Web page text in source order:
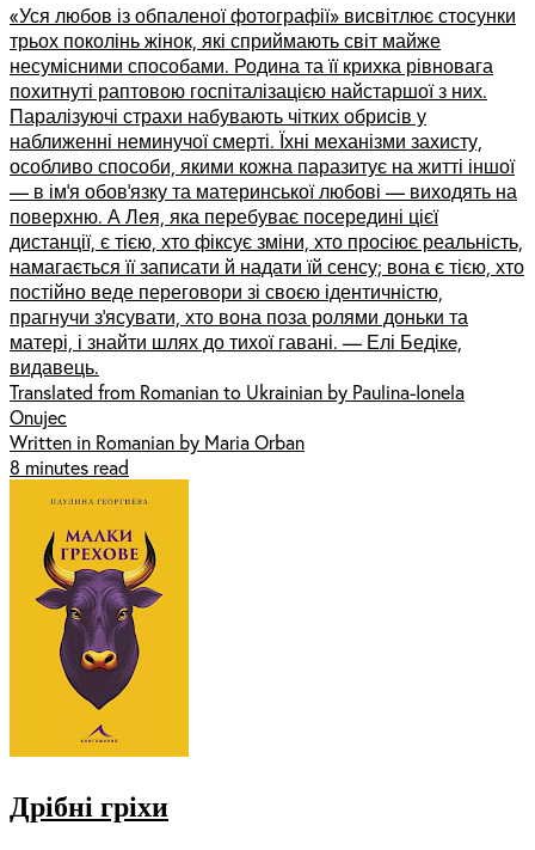
«Уся любов із обпаленої фотографії» висвітлює стосунки
трьох поколінь жінок, які сприймають світ майже
несумісними способами. Родина та її крихка рівновага
похитнуті раптовою госпіталізацією найстаршої з них.
Паралізуючі страхи набувають чітких обрисів у
наближенні неминучої смерті. Їхні механізми захисту,
особливо способи, якими кожна паразитує на житті іншої
— в ім’я обов’язку та материнської любові — виходять на
поверхню. А Лея, яка перебуває посередині цієї
дистанції, є тією, хто фіксує зміни, хто просіює реальність,
намагається її записати й надати їй сенсу; вона є тією, хто
постійно веде переговори зі своєю ідентичністю,
прагнучи з’ясувати, хто вона поза ролями доньки та
матері, і знайти шлях до тихої гавані. — Елі Бедікe,
видавець.
Translated from Romanian to Ukrainian by Paulina-Ionela
Onujec
Written in Romanian by Maria Orban
8 minutes read
Дрібні гріхи